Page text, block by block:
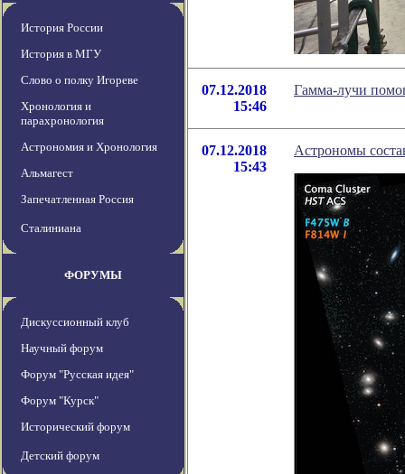
История России
История в МГУ
Слово о полку Игореве
Хронология и
парахронология
Астрономия и Хронология
Альмагест
Запечатленная Россия
Сталиниана
ФОРУМЫ
Дискуссионный клуб
Научный форум
Форум "Русская идея"
Форум "Курск"
Исторический форум
Детский форум
07.12.2018
15:46
Гамма-лучи
07.12.2018
15:43
Астрономы